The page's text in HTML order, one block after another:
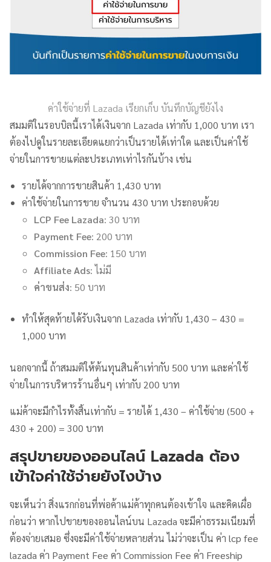
ค่าใช้จ่ายที่ Lazada เรียกเก็บ บันทึกบัญชียังไง
สมมติในรอบบิลนี้เราได้เงินจาก Lazada เท่ากับ 1,000 บาท เรา
ต้องไปดูในรายละเอียดแยกว่าเป็นรายได้เท่าใด และเป็นค่าใช้
จ่ายในการขายแต่ละประเภทเท่าไรกันบ้าง เช่น
รายได้จากการขายสินค้า 1,430 บาท
ค่าใช้จ่ายในการขาย จำนวน 430 บาท ประกอบด้วย
LCP Fee Lazada: 30 บาท
Payment Fee: 200 บาท
Commission Fee: 150 บาท
Affiliate Ads: ไม่มี
ค่าขนส่ง: 50 บาท
ทำให้สุดท้ายได้รับเงินจาก Lazada เท่ากับ 1,430 – 430 =
1,000 บาท
นอกจากนี้ ถ้าสมมติให้ต้นทุนสินค้าเท่ากับ 500 บาท และค่าใช้
จ่ายในการบริหารร้านอื่นๆ เท่ากับ 200 บาท
แม่ค้าจะมีกำไรทั้งสิ้นเท่ากับ = รายได้ 1,430 – ค่าใช้จ่าย (500 +
430 + 200) = 300 บาท
สรุปขายของออนไลน์ Lazada ต้อง
เข้าใจค่าใช้จ่ายยังไงบ้าง
จะเห็นว่า สิ่งแรกก่อนที่พ่อค้าแม่ค้าทุกคนต้องเข้าใจ และคิดเผื่อ
ก่อนว่า หากไปขายของออนไลน์บน Lazada จะมีค่าธรรมเนียมที่
ต้องจ่ายเสมอ ซึ่งจะมีค่าใช้จ่ายหลายส่วน ไม่ว่าจะเป็น ค่า lcp fee
lazada ค่า Payment Fee ค่า Commission Fee ค่า Freeship